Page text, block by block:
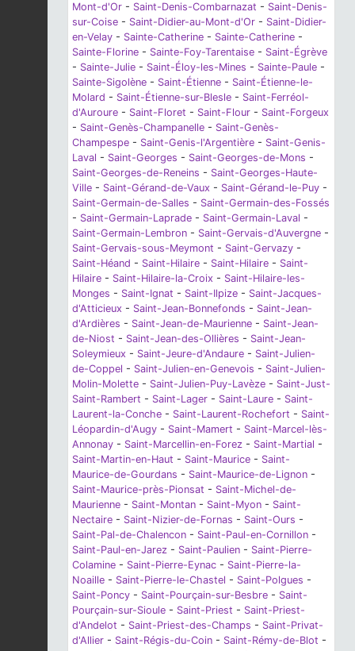
Mont-d'Or - Saint-Denis-Combarnazat - Saint-Denis-
sur-Coise - Saint-Didier-au-Mont-d'Or - Saint-Didier-
en-Velay - Sainte-Catherine - Sainte-Catherine -
Sainte-Florine - Sainte-Foy-Tarentaise - Saint-Égrève
- Sainte-Julie - Saint-Éloy-les-Mines - Sainte-Paule -
Sainte-Sigolène - Saint-Étienne - Saint-Étienne-le-
Molard - Saint-Étienne-sur-Blesle - Saint-Ferréol-
d'Auroure - Saint-Floret - Saint-Flour - Saint-Forgeux
- Saint-Genès-Champanelle - Saint-Genès-
Champespe - Saint-Genis-l'Argentière - Saint-Genis-
Laval - Saint-Georges - Saint-Georges-de-Mons -
Saint-Georges-de-Reneins - Saint-Georges-Haute-
Ville - Saint-Gérand-de-Vaux - Saint-Gérand-le-Puy -
Saint-Germain-de-Salles - Saint-Germain-des-Fossés
- Saint-Germain-Laprade - Saint-Germain-Laval -
Saint-Germain-Lembron - Saint-Gervais-d'Auvergne -
Saint-Gervais-sous-Meymont - Saint-Gervazy -
Saint-Héand - Saint-Hilaire - Saint-Hilaire - Saint-
Hilaire - Saint-Hilaire-la-Croix - Saint-Hilaire-les-
Monges - Saint-Ignat - Saint-Ilpize - Saint-Jacques-
d'Atticieux - Saint-Jean-Bonnefonds - Saint-Jean-
d'Ardières - Saint-Jean-de-Maurienne - Saint-Jean-
de-Niost - Saint-Jean-des-Ollières - Saint-Jean-
Soleymieux - Saint-Jeure-d'Andaure - Saint-Julien-
de-Coppel - Saint-Julien-en-Genevois - Saint-Julien-
Molin-Molette - Saint-Julien-Puy-Lavèze - Saint-Just-
Saint-Rambert - Saint-Lager - Saint-Laure - Saint-
Laurent-la-Conche - Saint-Laurent-Rochefort - Saint-
Léopardin-d'Augy - Saint-Mamert - Saint-Marcel-lès-
Annonay - Saint-Marcellin-en-Forez - Saint-Martial -
Saint-Martin-en-Haut - Saint-Maurice - Saint-
Maurice-de-Gourdans - Saint-Maurice-de-Lignon -
Saint-Maurice-près-Pionsat - Saint-Michel-de-
Maurienne - Saint-Montan - Saint-Myon - Saint-
Nectaire - Saint-Nizier-de-Fornas - Saint-Ours -
Saint-Pal-de-Chalencon - Saint-Paul-en-Cornillon -
Saint-Paul-en-Jarez - Saint-Paulien - Saint-Pierre-
Colamine - Saint-Pierre-Eynac - Saint-Pierre-la-
Noaille - Saint-Pierre-le-Chastel - Saint-Polgues -
Saint-Poncy - Saint-Pourçain-sur-Besbre - Saint-
Pourçain-sur-Sioule - Saint-Priest - Saint-Priest-
d'Andelot - Saint-Priest-des-Champs - Saint-Privat-
d'Allier - Saint-Régis-du-Coin - Saint-Rémy-de-Blot -